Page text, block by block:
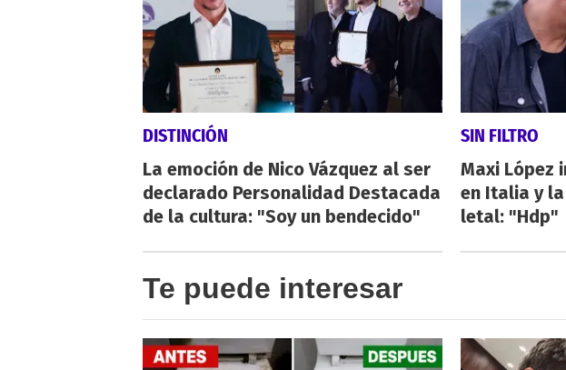
DISTINCIÓN
La emoción de Nico Vázquez al ser
declarado Personalidad Destacada
de la cultura: "Soy un bendecido"
SIN FILTRO
Maxi López
en Italia y
letal: "Hdp"
Te puede interesar